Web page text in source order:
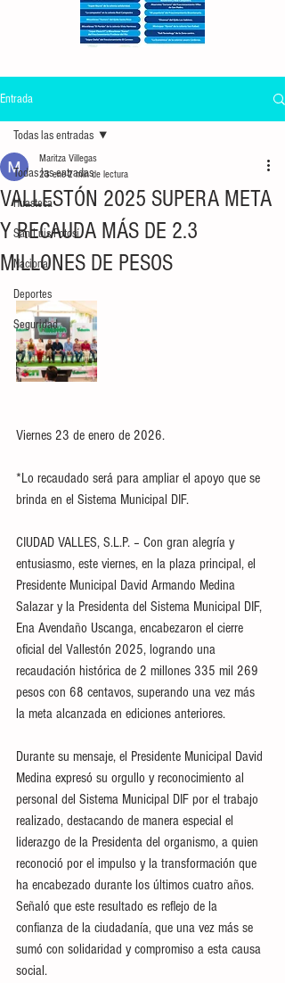
Entrada
Todas las entradas
Huasteca
San Luis Potosí
Nacional
Deportes
Seguridad
Todas las entradas
VALLESTÓN 2025 SUPERA META
Y RECAUDA MÁS DE 2.3
MILLONES DE PESOS
Maritza Villegas
23 ene2 min de lectura
Viernes 23 de enero de 2026.
*Lo recaudado será para ampliar el apoyo que se
brinda en el Sistema Municipal DIF.
CIUDAD VALLES, S.L.P. – Con gran alegría y
entusiasmo, este viernes, en la plaza principal, el
Presidente Municipal David Armando Medina
Salazar y la Presidenta del Sistema Municipal DIF,
Ena Avendaño Uscanga, encabezaron el cierre
oficial del Vallestón 2025, logrando una
recaudación histórica de 2 millones 335 mil 269
pesos con 68 centavos, superando una vez más
la meta alcanzada en ediciones anteriores.
Durante su mensaje, el Presidente Municipal David
Medina expresó su orgullo y reconocimiento al
personal del Sistema Municipal DIF por el trabajo
realizado, destacando de manera especial el
liderazgo de la Presidenta del organismo, a quien
reconoció por el impulso y la transformación que
ha encabezado durante los últimos cuatro años.
Señaló que este resultado es reflejo de la
confianza de la ciudadanía, que una vez más se
sumó con solidaridad y compromiso a esta causa
social.